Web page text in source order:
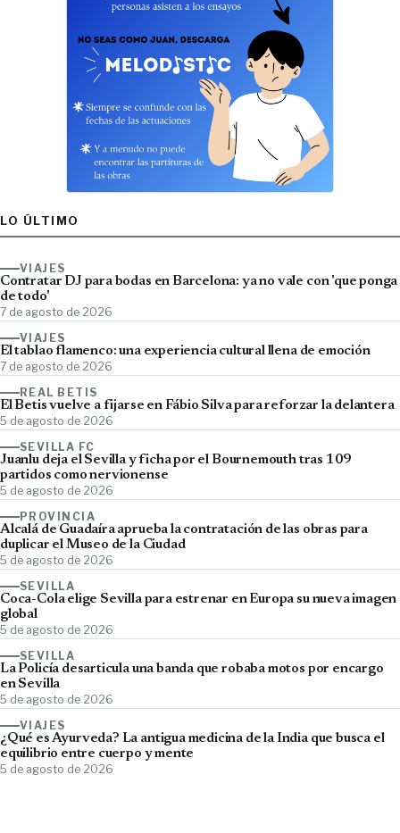
LO ÚLTIMO
VIAJES
Contratar DJ para bodas en Barcelona: ya no vale con 'que ponga
de todo'
7 de agosto de 2026
VIAJES
El tablao flamenco: una experiencia cultural llena de emoción
7 de agosto de 2026
REAL BETIS
El Betis vuelve a fijarse en Fábio Silva para reforzar la delantera
5 de agosto de 2026
SEVILLA FC
Juanlu deja el Sevilla y ficha por el Bournemouth tras 109
partidos como nervionense
5 de agosto de 2026
PROVINCIA
Alcalá de Guadaíra aprueba la contratación de las obras para
duplicar el Museo de la Ciudad
5 de agosto de 2026
SEVILLA
Coca-Cola elige Sevilla para estrenar en Europa su nueva imagen
global
5 de agosto de 2026
SEVILLA
La Policía desarticula una banda que robaba motos por encargo
en Sevilla
5 de agosto de 2026
VIAJES
¿Qué es Ayurveda? La antigua medicina de la India que busca el
equilibrio entre cuerpo y mente
5 de agosto de 2026